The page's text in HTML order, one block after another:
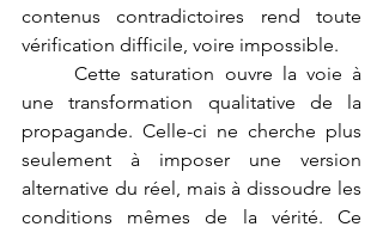
contenus contradictoires rend toute
vérification difficile, voire impossible.
	Cette saturation ouvre la voie à
une transformation qualitative de la
propagande. Celle-ci ne cherche plus
seulement à imposer une version
alternative du réel, mais à dissoudre les
conditions mêmes de la vérité. Ce